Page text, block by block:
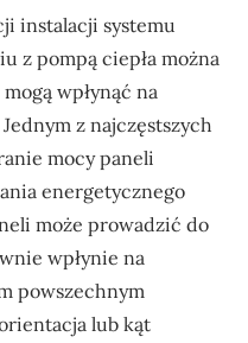
instalacji systemu
z pompą ciepła można
wpłynąć na
z najczęstszych
mocy paneli
energetycznego
może prowadzić do
wpłynie na
powszechnym
lub kąt